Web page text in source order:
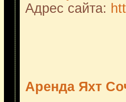
Адрес сайта:
Аренда Яхт